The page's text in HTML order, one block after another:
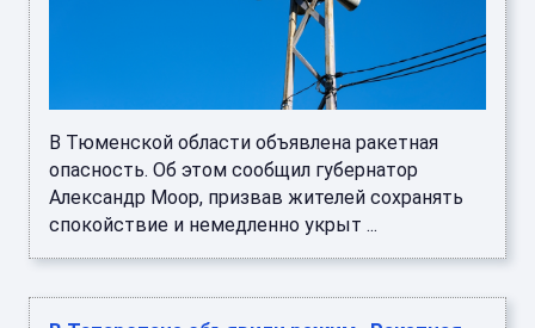
В Тюменской области объявлена ракетная
опасность. Об этом сообщил губернатор
Александр Моор, призвав жителей сохранять
спокойствие и немедленно укрыт ...